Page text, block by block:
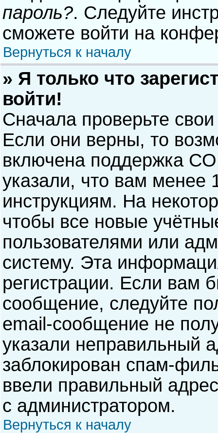
пароль?. Следуйте
сможете войти на
Вернуться к началу
» Я только что
войти!
Сначала проверьте
Если они верны, то
включена поддержка
указали, что вам менее
инструкциям. На
чтобы все новые
пользователями или
систему. Эта
регистрации. Если вам
сообщение, следуйте
email-сообщение не
указали неправильный
заблокирован спам-
ввели правильный
с администратором.
Вернуться к началу